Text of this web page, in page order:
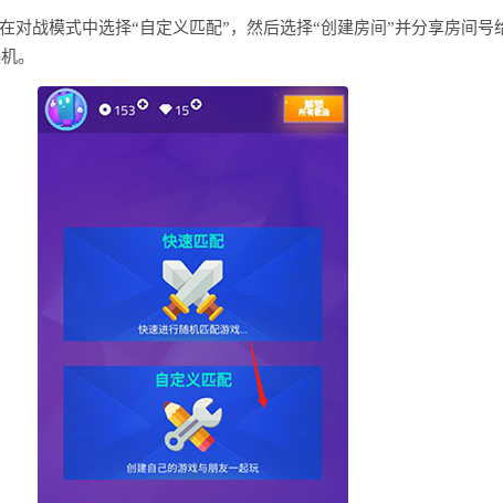
对战模式中选择“自定义匹配”，然后选择“创建房间”并分享房间号
。